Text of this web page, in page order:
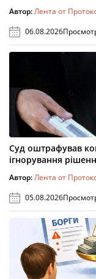
Автор:Лента от
06.08.2026
Суд оштрафував
ігнорування
Автор:Лента от
05.08.2026